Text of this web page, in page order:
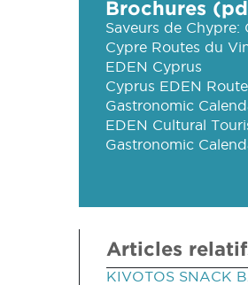
Brochures
Saveurs de Chypre:
Cypre Routes du
EDEN Cyprus
Cyprus EDEN
Gastronomic
EDEN Cultural
Gastronomic
Articles
KIVOTOS SNACK